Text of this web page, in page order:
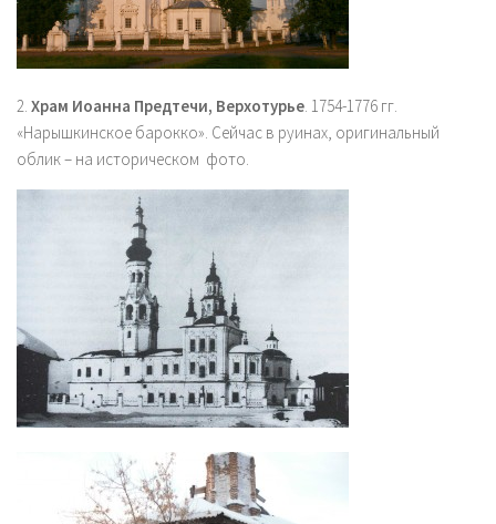
2. Храм Иоанна Предтечи, Верхотурье. 1754-1776 гг.
«Нарышкинское барокко». Сейчас в руинах, оригинальный
облик – на историческом фото.